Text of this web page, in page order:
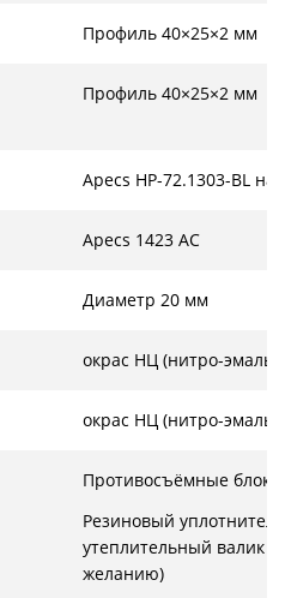
Профиль 40×25×2 мм
Профиль 40×25×2 мм
Apecs HP-72.1303-BL на
Apecs 1423 AC
Диаметр 20 мм
окрас НЦ (нитро-эмаль)
окрас НЦ (нитро-эмаль)
Противосъёмные
Резиновый
утеплительный валик
желанию)